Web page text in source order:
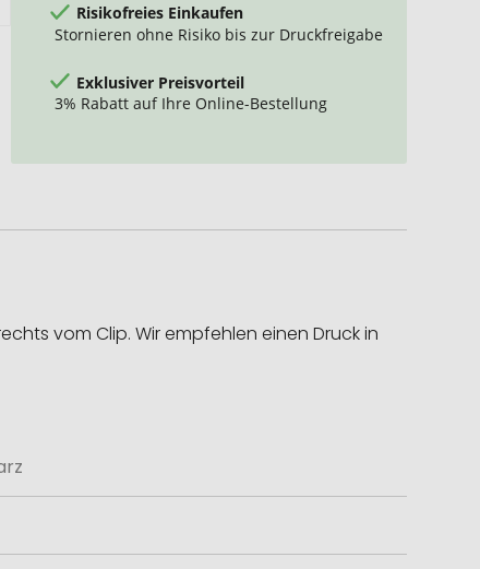
Risikofreies Einkaufen
Stornieren ohne Risiko bis zur Druckfreigabe
Exklusiver Preisvorteil
3% Rabatt auf Ihre Online-Bestellung
vom Clip. Wir empfehlen einen Druck in